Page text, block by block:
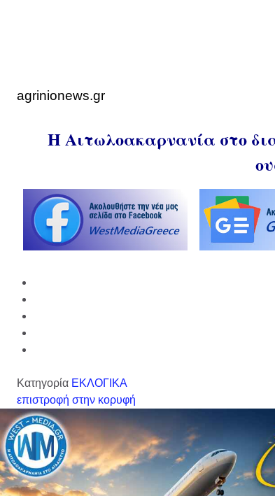
agrinionews.gr
Η Αιτωλοακαρνανία στο
Κατηγορία ΕΚΛΟΓΙΚΑ
επιστροφή στην κορυφή